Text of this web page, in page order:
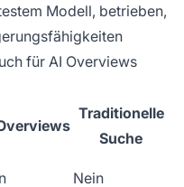
Modell, betrieben,
für AI Overviews
Traditionelle
Suche
Nein